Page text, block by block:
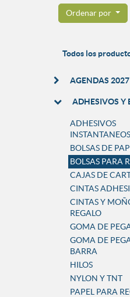
Ordenar por
Todos los
AGENDAS 2027
ADHESIVOS Y
ADHESIVOS
INSTANTANEOS
BOLSAS DE
BOLSAS PARA
CAJAS DE
CINTAS
CINTAS Y
REGALO
GOMA DE
GOMA DE
BARRA
HILOS
NYLON Y TNT
PAPEL PARA